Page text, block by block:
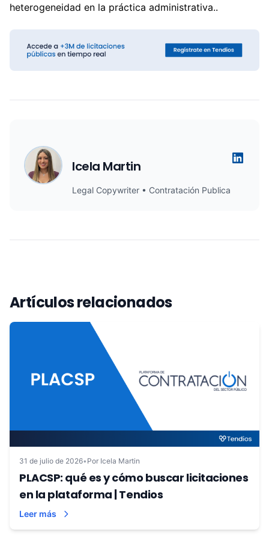
heterogeneidad en la práctica administrativa..
Icela Martin
Legal Copywriter • Contratación Publica
Artículos relacionados
31 de julio de 2026• Por Icela Martin
PLACSP: qué es y cómo buscar licitaciones
en la plataforma | Tendios
Leer más